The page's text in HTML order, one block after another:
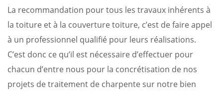
La recommandation pour tous les travaux inhérents à
la toiture et à la couverture toiture, c’est de faire appel
à un professionnel qualifié pour leurs réalisations.
C’est donc ce qu’il est nécessaire d’effectuer pour
chacun d’entre nous pour la concrétisation de nos
projets de traitement de charpente sur notre bien